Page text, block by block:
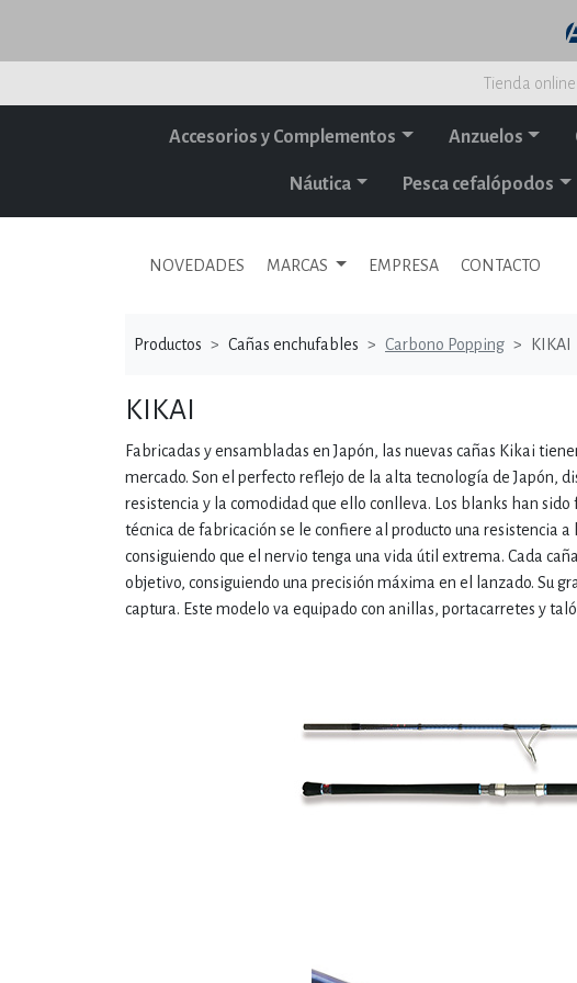
Tienda
Accesorios y Complementos Anzuelos
Náutica Pesca cefalópodos
NOVEDADES MARCAS EMPRESA CONTACTO
Productos Cañas enchufables Carbono Popping KIKAI
KIKAI
Fabricadas y ensambladas en Japón, las nuevas cañas Kikai
mercado. Son el perfecto reflejo de la alta tecnología de Japón,
resistencia y la comodidad que ello conlleva. Los blanks han
técnica de fabricación se le confiere al producto una resistencia
consiguiendo que el nervio tenga una vida útil extrema. Cada
objetivo, consiguiendo una precisión máxima en el lanzado. Su
captura. Este modelo va equipado con anillas, portacarretes y